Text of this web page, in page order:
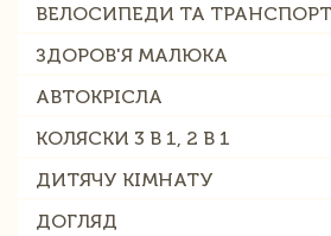
ВЕЛОСИПЕДИ ТА
ЗДОРОВ'Я МАЛЮКА
АВТОКРІСЛА
КОЛЯСКИ 3 В 1, 2 В 1
ДИТЯЧУ КІМНАТУ
ДОГЛЯД